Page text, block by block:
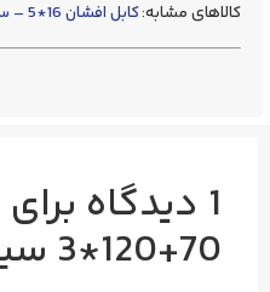
کالاهای مشابه:کابل افشان 16*5 – سیمکو
1 دیدگاه برای
70+120*3 سیمکو